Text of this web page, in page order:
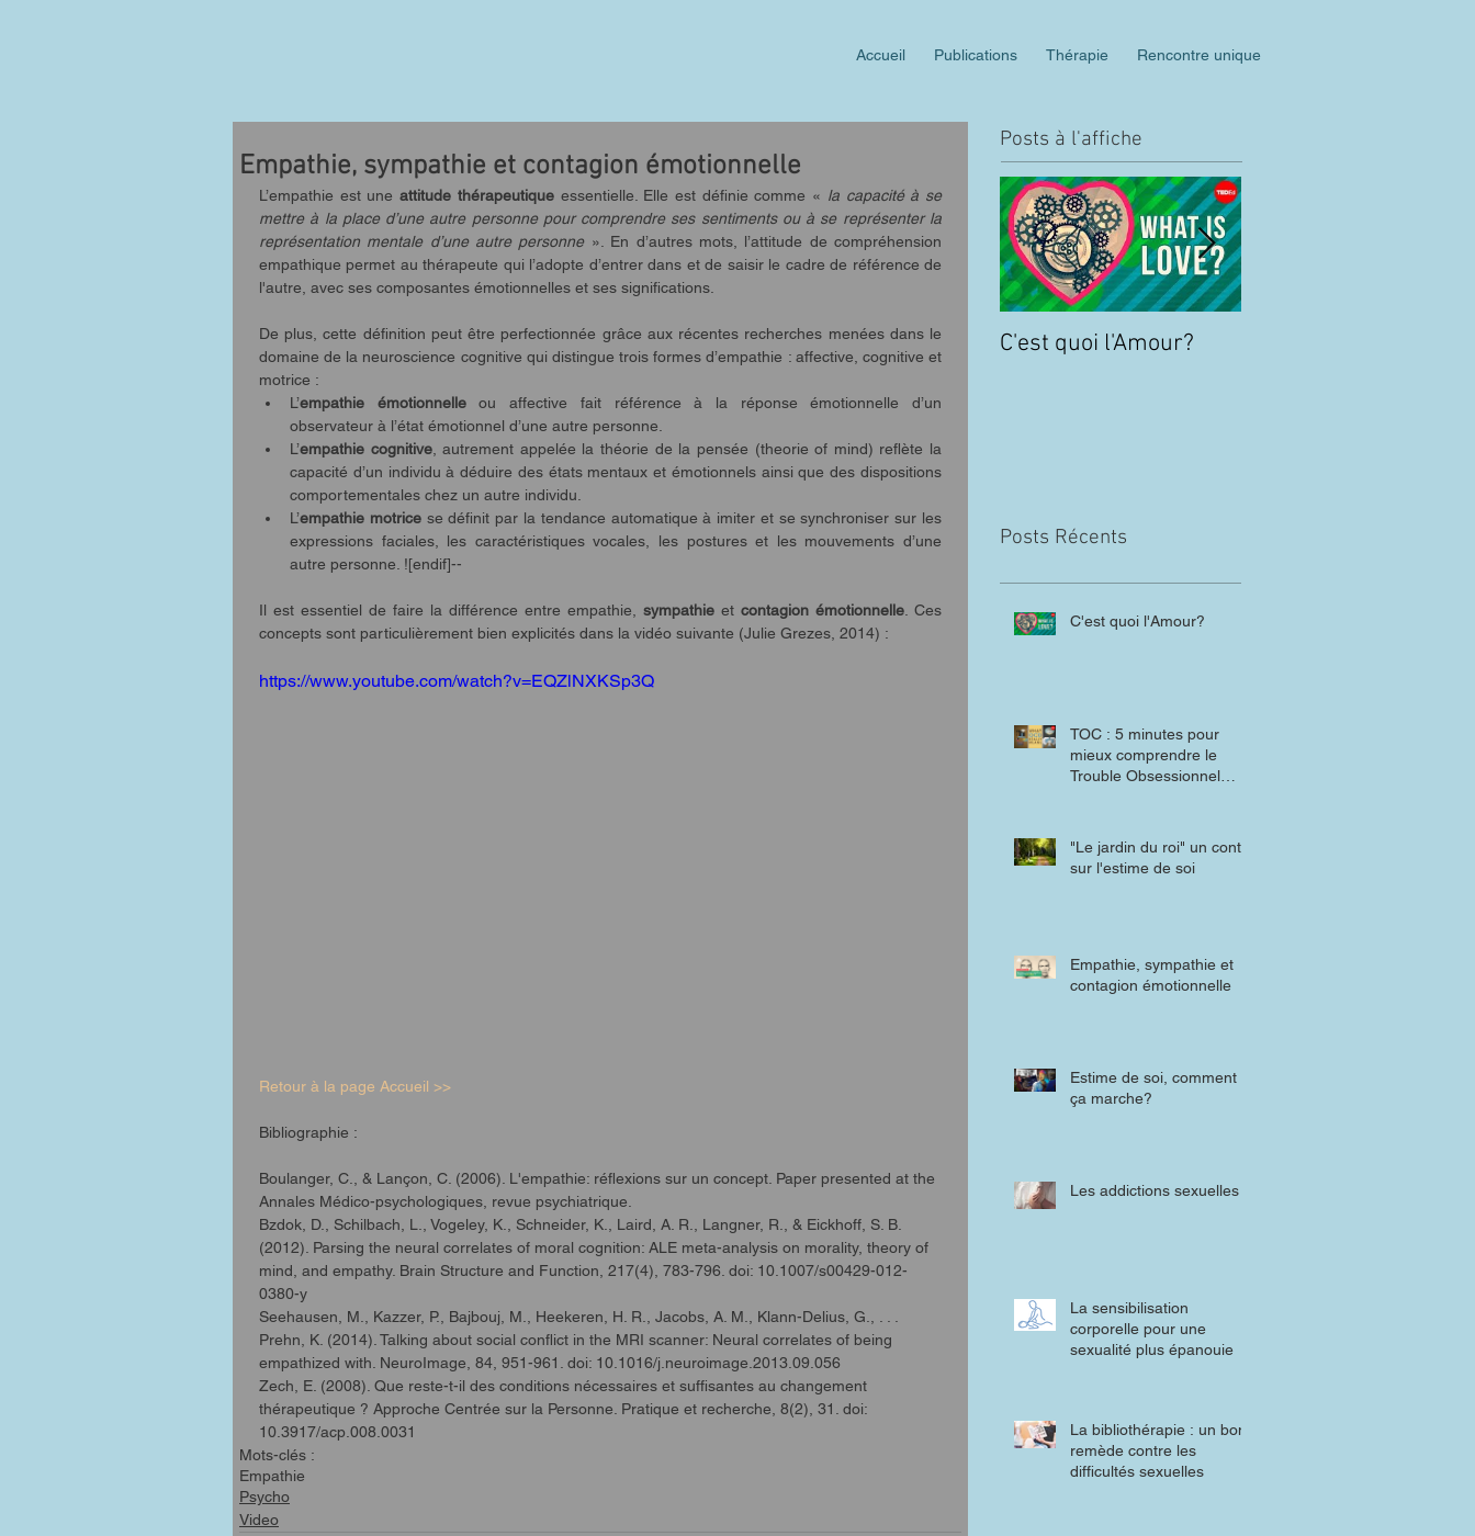
Accueil Publications Thérapie Rencontre unique
Empathie, sympathie et contagion émotionnelle
L’empathie est une attitude thérapeutique essentielle. Elle est définie comme « la capacité à se
mettre à la place d’une autre personne pour comprendre ses sentiments ou à se représenter la
représentation mentale d’une autre personne ». En d’autres mots, l’attitude de compréhension
empathique permet au thérapeute qui l’adopte d’entrer dans et de saisir le cadre de référence de
l'autre, avec ses composantes émotionnelles et ses significations.
De plus, cette définition peut être perfectionnée grâce aux récentes recherches menées dans le
domaine de la neuroscience cognitive qui distingue trois formes d’empathie : affective, cognitive et
motrice :
L’empathie émotionnelle ou affective fait référence à la réponse émotionnelle d’un
observateur à l’état émotionnel d’une autre personne.
L’empathie cognitive, autrement appelée la théorie de la pensée (theorie of mind) reflète la
capacité d’un individu à déduire des états mentaux et émotionnels ainsi que des dispositions
comportementales chez un autre individu.
L’empathie motrice se définit par la tendance automatique à imiter et se synchroniser sur les
expressions faciales, les caractéristiques vocales, les postures et les mouvements d’une
autre personne. ![endif]--
Il est essentiel de faire la différence entre empathie, sympathie et contagion émotionnelle . Ces
concepts sont particulièrement bien explicités dans la vidéo suivante (Julie Grezes, 2014) :
https://www.youtube.com/watch?v=EQZlNXKSp3Q
Retour à la page Accueil >>
Bibliographie :
Boulanger, C., & Lançon, C. (2006). L'empathie: réflexions sur un concept. Paper presented at the
Annales Médico-psychologiques, revue psychiatrique.
Bzdok, D., Schilbach, L., Vogeley, K., Schneider, K., Laird, A. R., Langner, R., & Eickhoff, S. B.
(2012). Parsing the neural correlates of moral cognition: ALE meta-analysis on morality, theory of
mind, and empathy. Brain Structure and Function, 217(4), 783-796. doi: 10.1007/s00429-012-
0380-y
Seehausen, M., Kazzer, P., Bajbouj, M., Heekeren, H. R., Jacobs, A. M., Klann-Delius, G., . . .
Prehn, K. (2014). Talking about social conflict in the MRI scanner: Neural correlates of being
empathized with. NeuroImage, 84, 951-961. doi: 10.1016/j.neuroimage.2013.09.056
Zech, E. (2008). Que reste-t-il des conditions nécessaires et suffisantes au changement
thérapeutique ? Approche Centrée sur la Personne. Pratique et recherche, 8(2), 31. doi:
10.3917/acp.008.0031
Mots-clés :
Empathie
Psycho
Video
Posts à l'affiche
C'est quoi l'Amour?
Posts Récents
C'est quoi l'Amour?
TOC : 5 minutes pour
mieux comprendre le
Trouble Obsessionnel
"Le jardin du roi" un conte
sur l'estime de soi
Empathie, sympathie et
contagion émotionnelle
Estime de soi, comment
ça marche?
Les addictions sexuelles
La sensibilisation
corporelle pour une
sexualité plus épanouie
La bibliothérapie : un bon
remède contre les
difficultés sexuelles